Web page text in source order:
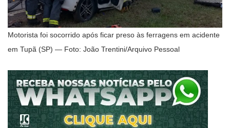
Motorista foi socorrido após ficar preso às ferragens em acidente
em Tupã (SP) — Foto: João Trentini/Arquivo Pessoal